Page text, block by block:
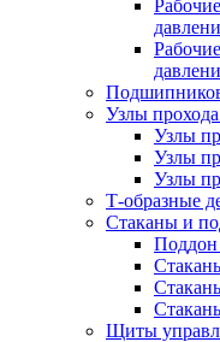
Узлы
Узлы
Узлы
Узлы
Т-образные
Стаканы и
Поддон
Щиты